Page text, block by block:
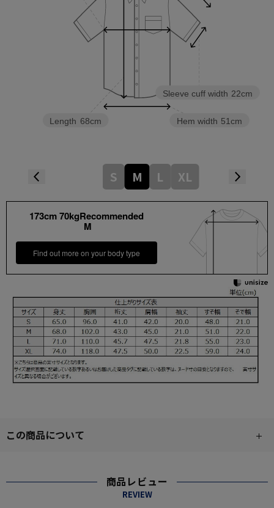
Hem width 51cm
Sleeve cuff width 22cm
Length 68cm
S M L XL
173cm 70kgRecommended
M
Find out more on your body type
この商品について
商品レビュー
REVIEW